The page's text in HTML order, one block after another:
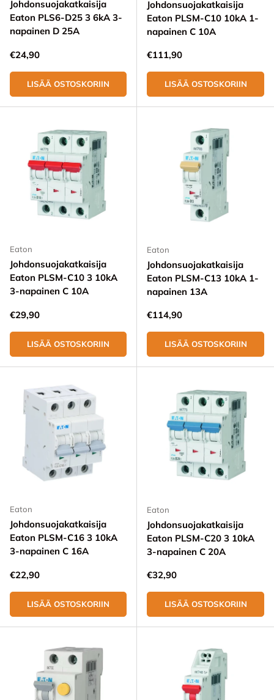
Johdonsuojakatkaisija
Eaton PLS6-D25 3 6kA 3-
napainen D 25A
Normaali hinta
€24,90
LISÄÄ OSTOSKORIIN
Johdonsuojakatkaisija
Eaton PLSM-C10 10kA 1-
napainen C 10A
Normaali hinta
€111,90
LISÄÄ OSTOSKORIIN
Eaton
Johdonsuojakatkaisija
Eaton PLSM-C10 3 10kA
3-napainen C 10A
Normaali hinta
€29,90
LISÄÄ OSTOSKORIIN
Eaton
Johdonsuojakatkaisija
Eaton PLSM-C13 10kA 1-
napainen 13A
Normaali hinta
€114,90
LISÄÄ OSTOSKORIIN
Eaton
Johdonsuojakatkaisija
Eaton PLSM-C16 3 10kA
3-napainen C 16A
Normaali hinta
€22,90
LISÄÄ OSTOSKORIIN
Eaton
Johdonsuojakatkaisija
Eaton PLSM-C20 3 10kA
3-napainen C 20A
Normaali hinta
€32,90
LISÄÄ OSTOSKORIIN